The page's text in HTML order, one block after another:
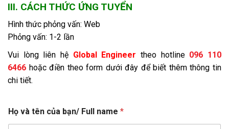
III. CÁCH THỨC ỨNG TUYỂN
Hình thức phỏng vấn: Web
Phỏng vấn: 1-2 lần
Vui lòng liên hệ Global Engineer theo hotline 096 110
6466 hoặc điền theo form dưới đây để biết thêm thông tin
chi tiết.
Họ và tên của bạn/ Full name *